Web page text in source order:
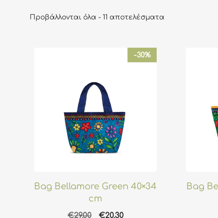
Προβάλλονται όλα - 11 αποτελέσματα
-30%
Bag Bellamore Green 40×34
cm
€29.00
Original
€20.30Η
Bag